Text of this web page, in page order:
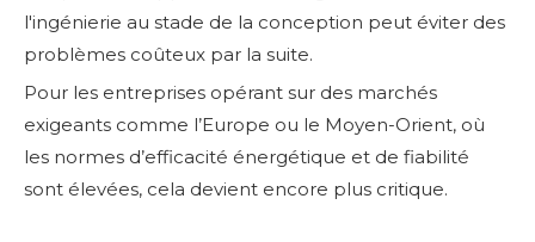
l'ingénierie au stade de la conception peut éviter des
problèmes coûteux par la suite.
Pour les entreprises opérant sur des marchés
exigeants comme l’Europe ou le Moyen-Orient, où
les normes d’efficacité énergétique et de fiabilité
sont élevées, cela devient encore plus critique.